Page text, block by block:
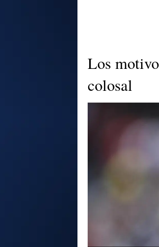
Los
colosal